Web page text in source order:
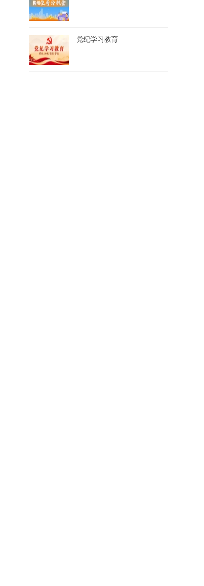
党纪学习教育